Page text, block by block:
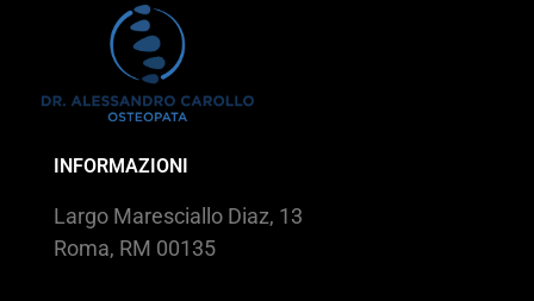
INFORMAZIONI
Largo Maresciallo Diaz, 13
Roma, RM 00135